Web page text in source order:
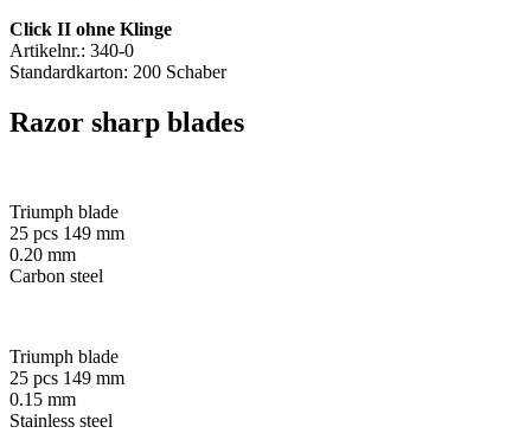
Click II ohne Klinge
Artikelnr.: 340-0
Standardkarton: 200 Schaber
Razor sharp blades
Triumph blade
25 pcs 149 mm
0.20 mm
Carbon steel
Triumph blade
25 pcs 149 mm
0.15 mm
Stainless steel